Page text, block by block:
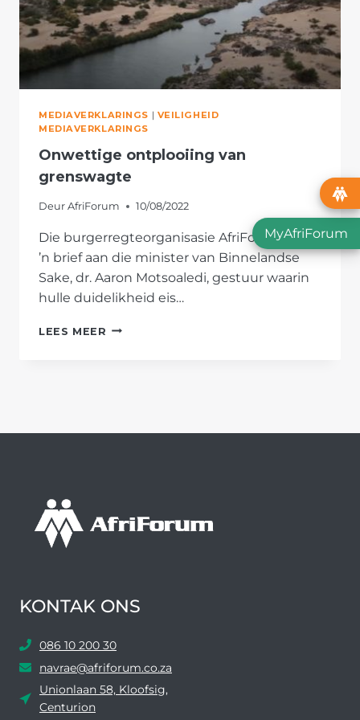
MEDIAVERKLARINGS | VEILIGHEID
MEDIAVERKLARINGS
Onwettige ontplooiing van
grenswagte
Deur AfriForum 10/08/2022
Die burgerregteorganisasie AfriForum het
’n brief aan die minister van Binnelandse
Sake, dr. Aaron Motsoaledi, gestuur waarin
hulle duidelikheid eis…
LEES MEER ONWETTIGE
KONTAK ONS
086 10 200 30
navrae@afriforum.co.za
Unionlaan 58, Kloofsig,
Centurion
MyAfriForum